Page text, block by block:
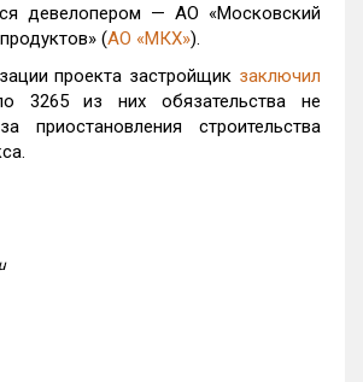
девелопером — АО «Московский
(АО «МКХ»).
проекта застройщик заключил
из них обязательства не
приостановления строительства